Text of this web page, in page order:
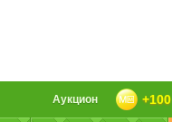
+100
Аукцион